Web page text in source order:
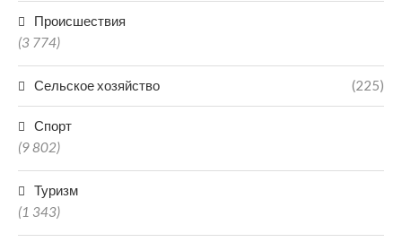
Происшествия
(3 774)
Сельское хозяйство (225)
Спорт
(9 802)
Туризм
(1 343)